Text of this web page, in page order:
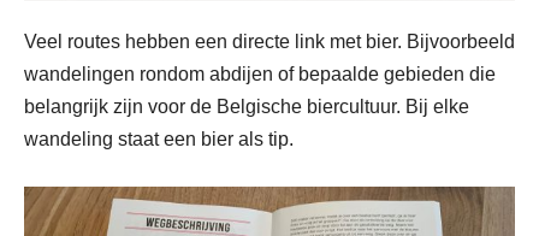
Veel routes hebben een directe link met bier. Bijvoorbeeld
wandelingen rondom abdijen of bepaalde gebieden die
belangrijk zijn voor de Belgische biercultuur. Bij elke
wandeling staat een bier als tip.